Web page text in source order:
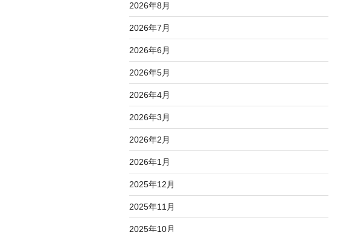
2026年8月
2026年7月
2026年6月
2026年5月
2026年4月
2026年3月
2026年2月
2026年1月
2025年12月
2025年11月
2025年10月